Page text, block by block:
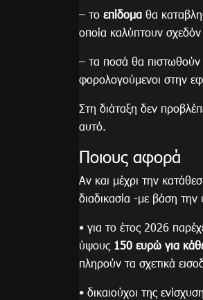
– το επίδομα θα
οποία καλύπτουν
– τα ποσά θα πιστωθούν
φορολογούμενοι στην
Στη διάταξη δεν
αυτό.
Ποιους αφορά
Αν και μέχρι την
διαδικασία -με βάση την
• για το έτος 2026
ύψους 150 ευρώ για
πληρούν τα σχετικά
• δικαιούχοι της